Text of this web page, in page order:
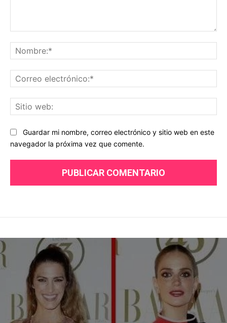
Guardar mi nombre, correo electrónico y sitio web en este
navegador la próxima vez que comente.